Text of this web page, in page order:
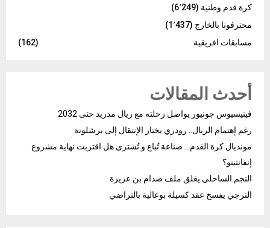
كرة قدم وطنية (6٬249)
محترفونا بالخارج (1٬437)
مسابقات افريقية
(162)
أحدث المقالات
فينيسيوس جونيور يواصل رحلته مع ريال مدريد حتى 2032
رغم إهتمام الريال.. رودري يختار الإنتقال إلى برشلونة
مونديال كرة القدم… صناعة تُباع و تُشترى هل اقتربت نهاية مشروع
إنفانتينو؟
النجم الساحلي يغلق ملف صدام بن عزيزة
الترجي يفسخ عقد كسيلة بوعالية بالتراضي